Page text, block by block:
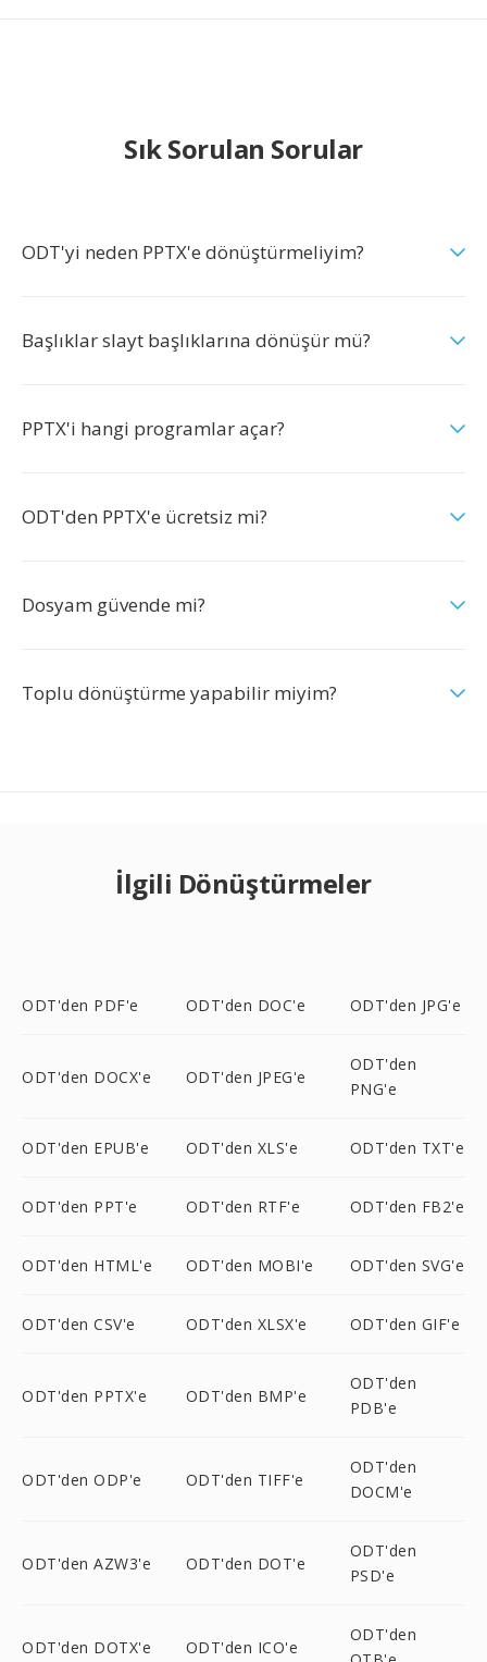
Sık Sorulan Sorular
ODT'yi neden PPTX'e dönüştürmeliyim?
Başlıklar slayt başlıklarına dönüşür mü?
PPTX'i hangi programlar açar?
ODT'den PPTX'e ücretsiz mi?
Dosyam güvende mi?
Toplu dönüştürme yapabilir miyim?
İlgili Dönüştürmeler
ODT'den PDF'e ODT'den DOC'e ODT'den JPG'e
ODT'den DOCX'e ODT'den JPEG'e
ODT'den
PNG'e
ODT'den EPUB'e ODT'den XLS'e ODT'den TXT'e
ODT'den PPT'e ODT'den RTF'e ODT'den FB2'e
ODT'den HTML'e ODT'den MOBI'e ODT'den SVG'e
ODT'den CSV'e ODT'den XLSX'e ODT'den GIF'e
ODT'den PPTX'e ODT'den BMP'e
ODT'den
PDB'e
ODT'den ODP'e ODT'den TIFF'e
ODT'den
DOCM'e
ODT'den AZW3'e ODT'den DOT'e
ODT'den
PSD'e
ODT'den DOTX'e ODT'den ICO'e
ODT'den